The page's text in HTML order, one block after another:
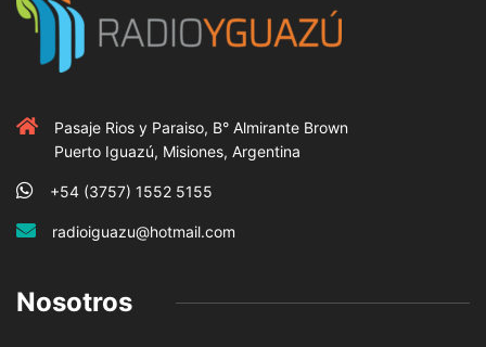
Pasaje Rios y Paraiso, B° Almirante Brown
Puerto Iguazú, Misiones, Argentina
+54 (3757) 1552 5155
radioiguazu@hotmail.com
Nosotros